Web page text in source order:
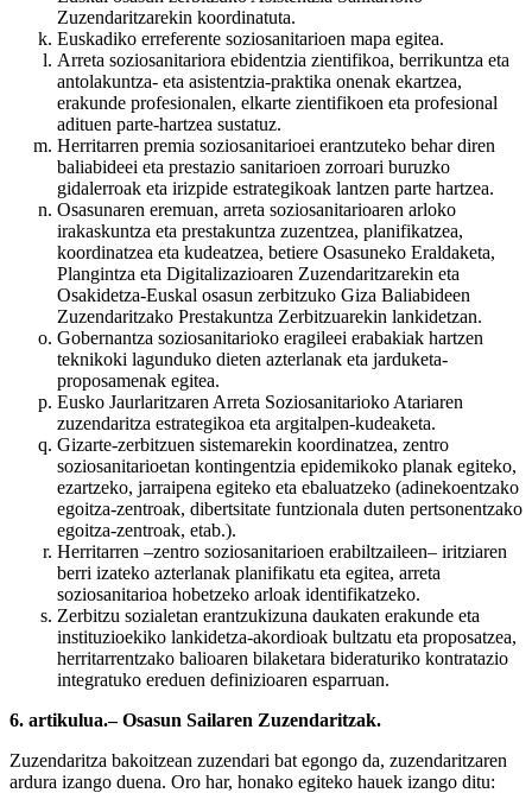
Zuzendaritzarekin koordinatuta.
Euskadiko erreferente soziosanitarioen mapa egitea.
Arreta soziosanitariora ebidentzia zientifikoa, berrikuntza eta
antolakuntza- eta asistentzia-praktika onenak ekartzea,
erakunde profesionalen, elkarte zientifikoen eta profesional
adituen parte-hartzea sustatuz.
Herritarren premia soziosanitarioei erantzuteko behar diren
baliabideei eta prestazio sanitarioen zorroari buruzko
gidalerroak eta irizpide estrategikoak lantzen parte hartzea.
Osasunaren eremuan, arreta soziosanitarioaren arloko
irakaskuntza eta prestakuntza zuzentzea, planifikatzea,
koordinatzea eta kudeatzea, betiere Osasuneko Eraldaketa,
Plangintza eta Digitalizazioaren Zuzendaritzarekin eta
Osakidetza-Euskal osasun zerbitzuko Giza Baliabideen
Zuzendaritzako Prestakuntza Zerbitzuarekin lankidetzan.
Gobernantza soziosanitarioko eragileei erabakiak hartzen
teknikoki lagunduko dieten azterlanak eta jarduketa-
proposamenak egitea.
Eusko Jaurlaritzaren Arreta Soziosanitarioko Atariaren
zuzendaritza estrategikoa eta argitalpen-kudeaketa.
Gizarte-zerbitzuen sistemarekin koordinatzea, zentro
soziosanitarioetan kontingentzia epidemikoko planak egiteko,
ezartzeko, jarraipena egiteko eta ebaluatzeko (adinekoentzako
egoitza-zentroak, dibertsitate funtzionala duten pertsonentzako
egoitza-zentroak, etab.).
Herritarren –zentro soziosanitarioen erabiltzaileen– iritziaren
berri izateko azterlanak planifikatu eta egitea, arreta
soziosanitarioa hobetzeko arloak identifikatzeko.
Zerbitzu sozialetan erantzukizuna daukaten erakunde eta
instituzioekiko lankidetza-akordioak bultzatu eta proposatzea,
herritarrentzako balioaren bilaketara bideraturiko kontratazio
integratuko ereduen definizioaren esparruan.
6. artikulua.– Osasun Sailaren Zuzendaritzak.
Zuzendaritza bakoitzean zuzendari bat egongo da, zuzendaritzaren
ardura izango duena. Oro har, honako egiteko hauek izango ditu: